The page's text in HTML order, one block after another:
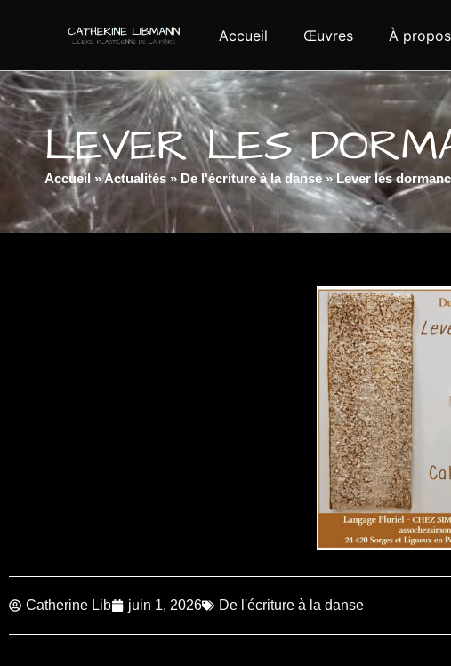
Accueil Œuvres À propos
LEVER LES
Accueil »Actualités » De l'écriture à la danse»Lever les
Catherine Lib juin 1, 2026 De l'écriture à la danse